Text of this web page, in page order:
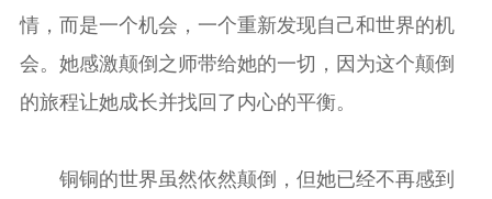
情，而是一个机会，一个重新发现自己和世界的机
会。她感激颠倒之师带给她的一切，因为这个颠倒
的旅程让她成长并找回了内心的平衡。
铜铜的世界虽然依然颠倒，但她已经不再感到